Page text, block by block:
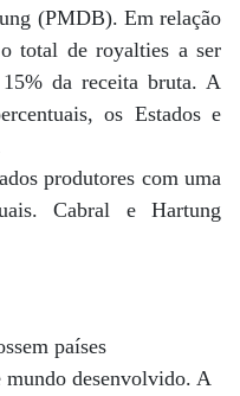
(PMDB). Em relação
total de royalties a ser
da receita bruta. A
os Estados e
produtores com uma
Cabral e Hartung
países
mundo desenvolvido. A